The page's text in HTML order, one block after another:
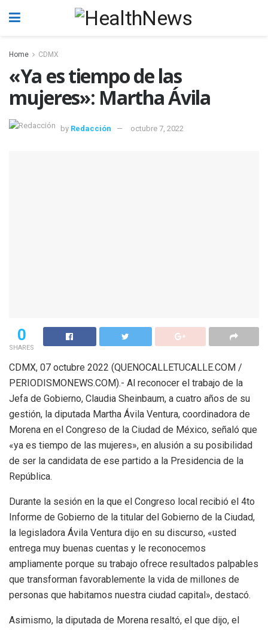
Home CDMX
«Ya es tiempo de las
mujeres»: Martha Ávila
by Redacción octubre 7, 2022
0
SHARES
CDMX, 07 octubre 2022 (QUENOCALLETUCALLE.COM /
PERIODISMONEWS.COM).- Al reconocer el trabajo de la
Jefa de Gobierno, Claudia Sheinbaum, a cuatro años de su
gestión, la diputada Martha Ávila Ventura, coordinadora de
Morena en el Congreso de la Ciudad de México, señaló que
«ya es tiempo de las mujeres», en alusión a su posibilidad
de ser la candidata de ese partido a la Presidencia de la
República.
Durante la sesión en la que el Congreso local recibió el 4to
Informe de Gobierno de la titular del Gobierno de la Ciudad,
la legisladora Ávila Ventura dijo en su discurso, «usted
entrega muy buenas cuentas y le reconocemos
ampliamente porque su trabajo ofrece resultados palpables
que transforman favorablemente la vida de millones de
personas que habitamos nuestra ciudad capital», destacó.
Asimismo, la diputada de Morena resaltó, el que dijo, el